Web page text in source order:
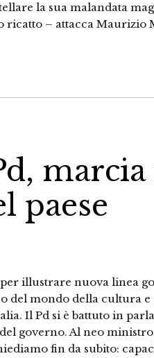
la sua malandata
ricatto – attacca Maurizio
paese
illustrare nuova linea
del mondo della cultura
Il Pd si è battuto in
governo. Al neo
fin da subito: